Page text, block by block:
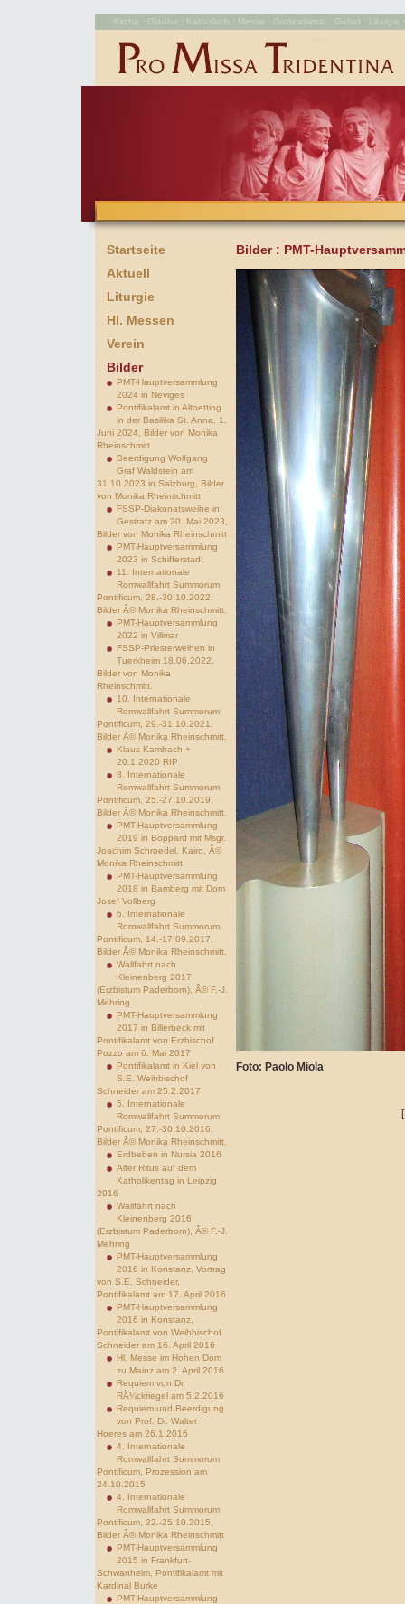
Kirche · Glaube · Katholisch · Messe · Gottesdienst · Gebet ·
Startseite
Aktuell
Liturgie
Hl. Messen
Verein
Bilder
PMT-Hauptversammlung
2024 in Neviges
Pontifikalamt in Altoetting
in der Basilika St. Anna, 1.
Juni 2024, Bilder von Monika
Rheinschmitt
Beerdigung Wolfgang
Graf Waldstein am
31.10.2023 in Salzburg, Bilder
von Monika Rheinschmitt
FSSP-Diakonatsweihe in
Gestratz am 20. Mai 2023,
Bilder von Monika Rheinschmitt
PMT-Hauptversammlung
2023 in Schifferstadt
11. Internationale
Romwallfahrt Summorum
Pontificum, 28.-30.10.2022.
Bilder Â© Monika Rheinschmitt.
PMT-Hauptversammlung
2022 in Villmar
FSSP-Priesterweihen in
Tuerkheim 18.06.2022.
Bilder von Monika
Rheinschmitt.
10. Internationale
Romwallfahrt Summorum
Pontificum, 29.-31.10.2021.
Bilder Â© Monika Rheinschmitt.
Klaus Kambach +
20.1.2020 RIP
8. Internationale
Romwallfahrt Summorum
Pontificum, 25.-27.10.2019.
Bilder Â© Monika Rheinschmitt.
PMT-Hauptversammlung
2019 in Boppard mit Msgr.
Joachim Schroedel, Kairo, Â©
Monika Rheinschmitt
PMT-Hauptversammlung
2018 in Bamberg mit Dom
Josef Vollberg
6. Internationale
Romwallfahrt Summorum
Pontificum, 14.-17.09.2017.
Bilder Â© Monika Rheinschmitt.
Wallfahrt nach
Kleinenberg 2017
(Erzbistum Paderborn), Â© F.-J.
Mehring
PMT-Hauptversammlung
2017 in Billerbeck mit
Pontifikalamt von Erzbischof
Pozzo am 6. Mai 2017
Pontifikalamt in Kiel von
S.E. Weihbischof
Schneider am 25.2.2017
5. Internationale
Romwallfahrt Summorum
Pontificum, 27.-30.10.2016.
Bilder Â© Monika Rheinschmitt.
Erdbeben in Nursia 2016
Alter Ritus auf dem
Katholikentag in Leipzig
2016
Wallfahrt nach
Kleinenberg 2016
(Erzbistum Paderborn), Â© F.-J.
Mehring
PMT-Hauptversammlung
2016 in Konstanz, Vortrag
von S.E. Schneider,
Pontifikalamt am 17. April 2016
PMT-Hauptversammlung
2016 in Konstanz,
Pontifikalamt von Weihbischof
Schneider am 16. April 2016
Hl. Messe im Hohen Dom
zu Mainz am 2. April 2016
Requiem von Dr.
RÃ¼ckriegel am 5.2.2016
Requiem und Beerdigung
von Prof. Dr. Walter
Hoeres am 26.1.2016
4. Internationale
Romwallfahrt Summorum
Pontificum, Prozession am
24.10.2015
4. Internationale
Romwallfahrt Summorum
Pontificum, 22.-25.10.2015,
Bilder Â© Monika Rheinschmitt
PMT-Hauptversammlung
2015 in Frankfurt-
Schwanheim, Pontifikalamt mit
Kardinal Burke
PMT-Hauptversammlung
Bilder : PMT-
Foto: Paolo Miola